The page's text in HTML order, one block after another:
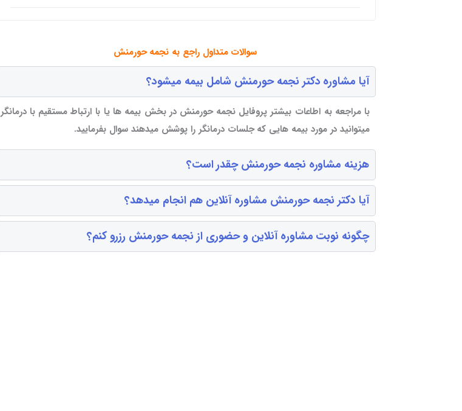
سوالات متداول راجع به نجمه حورمنش
آیا مشاوره دکتر نجمه حورمنش شامل بیمه میشود؟
با مراجعه به اطاعات بیشتر پروفایل نجمه حورمنش در بخش بیمه ها یا با ارتباط مستقیم با درمانگر
میتوانید در مورد بیمه هایی که جلسات درمانگر را پوشش میدهند سوال بفرمایید.
هزینه مشاوره نجمه حورمنش چقدر است؟
آیا دکتر نجمه حورمنش مشاوره آنلاین هم انجام میدهد؟
چگونه نوبت مشاوره آنلاین و حضوری از نجمه حورمنش رزرو کنم؟